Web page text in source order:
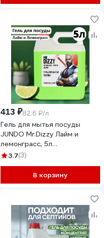
413 ₽82.6 ₽/л
Гель для мытья посуды
JUNDO Mr.Dizzy Лайм и
лемонграсс, 5л
4640050731842
3.7(3)
В корзину